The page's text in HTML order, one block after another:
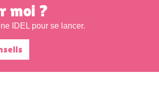
moi ?
IDEL pour se lancer.